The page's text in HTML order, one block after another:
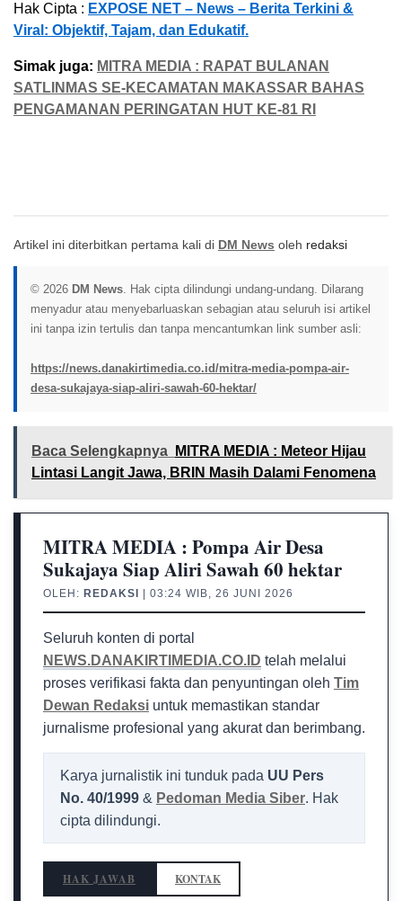
Hak Cipta : EXPOSE NET – News – Berita Terkini &
Viral: Objektif, Tajam, dan Edukatif.
Simak juga: MITRA MEDIA : RAPAT BULANAN
SATLINMAS SE-KECAMATAN MAKASSAR BAHAS
PENGAMANAN PERINGATAN HUT KE-81 RI
Artikel ini diterbitkan pertama kali di DM News oleh redaksi
© 2026 DM News. Hak cipta dilindungi undang-undang. Dilarang
menyadur atau menyebarluaskan sebagian atau seluruh isi artikel
ini tanpa izin tertulis dan tanpa mencantumkan link sumber asli:
https://news.danakirtimedia.co.id/mitra-media-pompa-air-
desa-sukajaya-siap-aliri-sawah-60-hektar/
Baca Selengkapnya
MITRA MEDIA : Meteor Hijau
Lintasi Langit Jawa, BRIN Masih Dalami Fenomena
MITRA MEDIA : Pompa Air Desa
Sukajaya Siap Aliri Sawah 60 hektar
OLEH: REDAKSI | 03:24 WIB, 26 JUNI 2026
Seluruh konten di portal
NEWS.DANAKIRTIMEDIA.CO.ID telah melalui
proses verifikasi fakta dan penyuntingan oleh Tim
Dewan Redaksi untuk memastikan standar
jurnalisme profesional yang akurat dan berimbang.
Karya jurnalistik ini tunduk pada UU Pers
No. 40/1999 & Pedoman Media Siber. Hak
cipta dilindungi.
HAK JAWAB KONTAK